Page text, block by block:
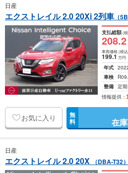
日産
エクストレイル 2.0 20Xi 2列車 （
支払総額(
208.2
車両価格(税
199.1万円
年式
車検
整備 定
情報提供：
お気に入り 無
料 在
日産
エクストレイル 2.0 20X （DBA-T32）